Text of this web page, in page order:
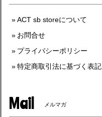
ACT sb storeについて
お問合せ
プライバシーポリシー
特定商取引法に基づく表記
Mail メルマガ